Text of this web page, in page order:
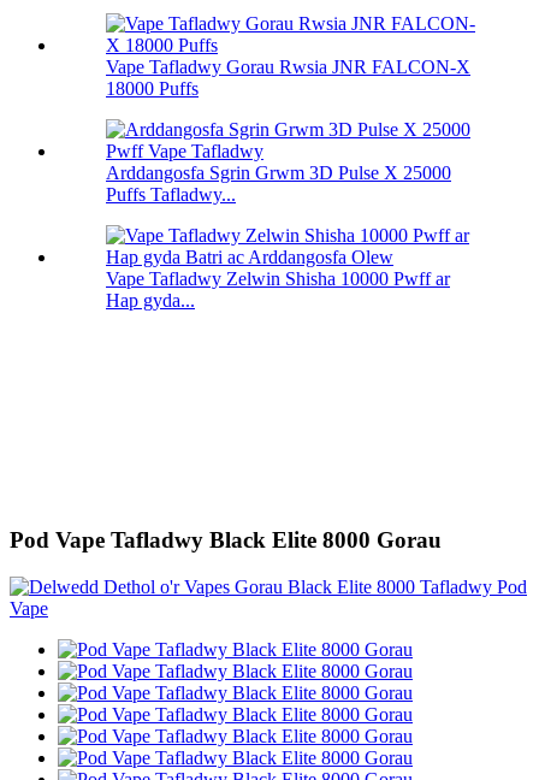
Vape Tafladwy Gorau Rwsia JNR FALCON-X
18000 Puffs
Arddangosfa Sgrin Grwm 3D Pulse X 25000
Puffs Tafladwy...
Vape Tafladwy Zelwin Shisha 10000 Pwff ar
Hap gyda...
Pod Vape Tafladwy Black Elite 8000 Gorau